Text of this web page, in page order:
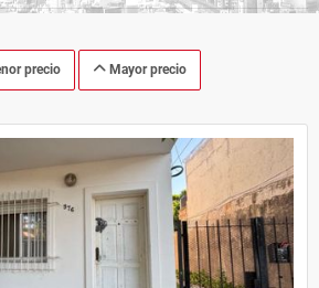
precio Mayor precio